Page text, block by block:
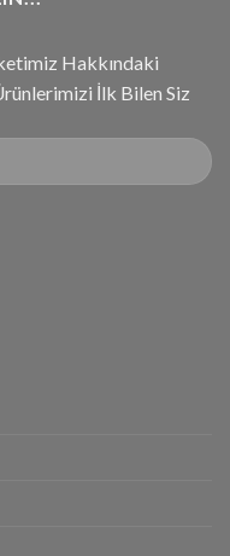
Hakkındaki
İlk Bilen Siz